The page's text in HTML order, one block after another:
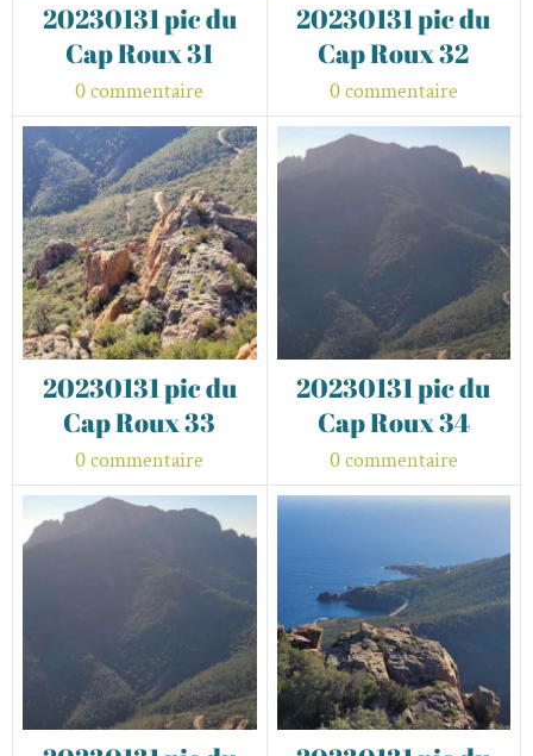
20230131 pic du
Cap Roux 31
0 commentaire
20230131 pic du
Cap Roux 32
0 commentaire
20230131 pic du
Cap Roux 33
0 commentaire
20230131 pic du
Cap Roux 34
0 commentaire